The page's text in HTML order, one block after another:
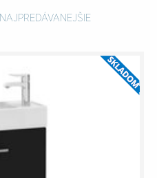
NAJPREDÁVANEJŠIE